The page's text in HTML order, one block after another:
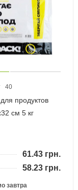
40
продуктов
см 5 кг
61.43грн.
58.23грн.
завтра